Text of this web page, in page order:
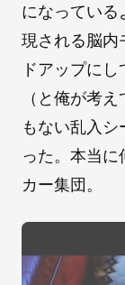
になっている
現される脳内
ドアップに
（と俺が考
もない乱入
った。本当に
カー集団。